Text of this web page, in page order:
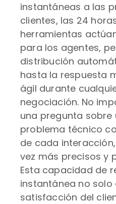
instantáneas a las
clientes, las 24
herramientas
para los agentes,
distribución
hasta la respuesta
ágil durante
negociación. No
una pregunta
problema técnico
de cada
vez más precisos y
Esta capacidad de
instantánea no solo
satisfacción del